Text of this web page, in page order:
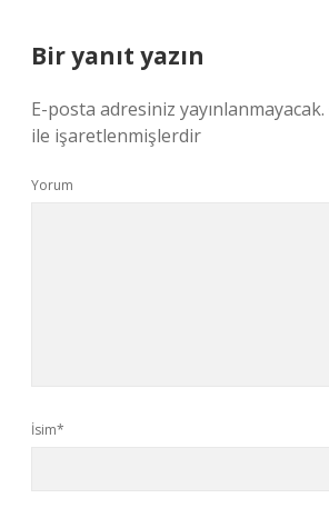
Bir yanıt yazın
E-posta adresiniz yayınlanmayacak.
ile işaretlenmişlerdir
Yorum
İsim*